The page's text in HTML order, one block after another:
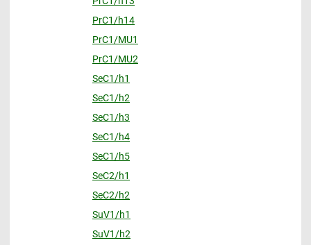
PrC1/h14
PrC1/MU1
PrC1/MU2
SeC1/h1
SeC1/h2
SeC1/h3
SeC1/h4
SeC1/h5
SeC2/h1
SeC2/h2
SuV1/h1
SuV1/h2